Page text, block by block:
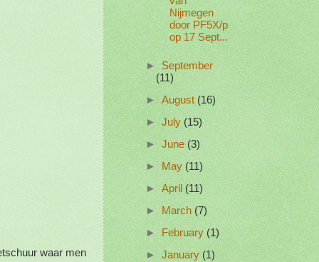
waar men
Nijmegen
door PF5X/p
op 17 Sept...
► September
(11)
► August (16)
► July (15)
► June (3)
►
May (11)
► April (11)
►
March (7)
►
February (1)
► January (1)